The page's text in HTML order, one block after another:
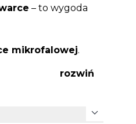
– to wygoda
mikrofalowej.
jedzenia.rozwiń
expand_more